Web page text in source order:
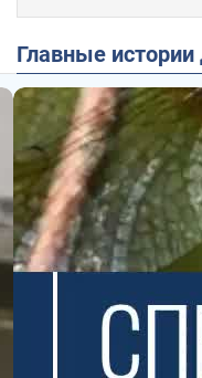
Главные истории